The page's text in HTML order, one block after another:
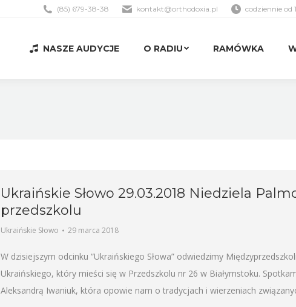
(85) 679-38-38 kontakt@orthodoxia.pl codziennie od
NASZE AUDYCJE O RADIU RAMÓWKA
Ukraińskie Słowo 29.03.2018 Niedziela
przedszkolu
Ukraińskie Słowo 29 marca 2018
W dzisiejszym odcinku “Ukraińskiego Słowa” odwiedzimy
Ukraińskiego, który mieści się w Przedszkolu nr 26 w Białymstoku.
Aleksandrą Iwaniuk, która opowie nam o tradycjach i wierzeniach